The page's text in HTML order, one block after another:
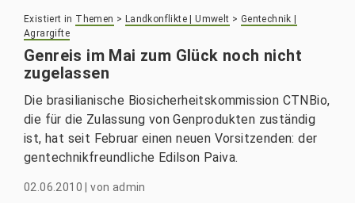
Existiert in Themen > Landkonflikte | Umwelt > Gentechnik |
Agrargifte
Genreis im Mai zum Glück noch nicht
zugelassen
Die brasilianische Biosicherheitskommission CTNBio,
die für die Zulassung von Genprodukten zuständig
ist, hat seit Februar einen neuen Vorsitzenden: der
gentechnikfreundliche Edilson Paiva.
02.06.2010 |von admin